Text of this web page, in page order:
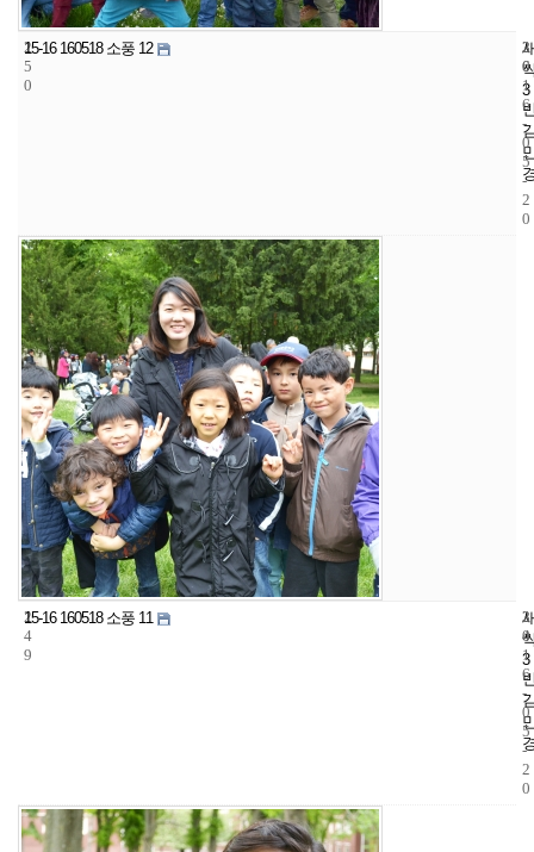
2
5
0
15-16 160518 소풍 12
3
3
6
2
0
1
6
-
0
5
-
2
0
2
4
9
15-16 160518 소풍 11
3
3
4
2
0
1
6
-
0
5
-
2
0